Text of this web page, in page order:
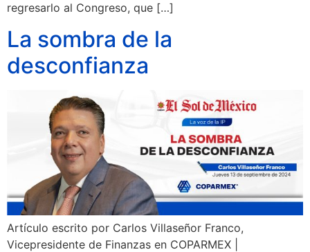
regresarlo al Congreso, que […]
La sombra de la
desconfianza
Artículo escrito por Carlos Villaseñor Franco,
Vicepresidente de Finanzas en COPARMEX |